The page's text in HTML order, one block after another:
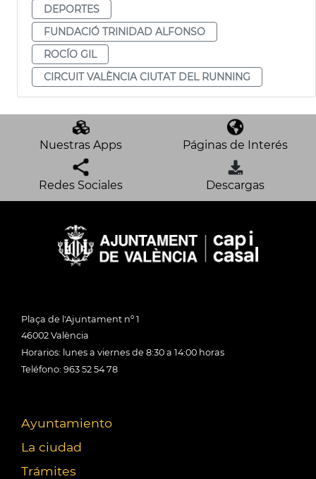
DEPORTES
FUNDACIÓ TRINIDAD ALFONSO
ROCÍO GIL
CIRCUIT VALÈNCIA CIUTAT DEL RUNNING
Nuestras Apps Páginas de Interés
Redes Sociales Descargas
Plaça de l'Ajuntament nº 1
46002 València
Horarios: lunes a viernes de 8:30 a 14:00 horas
Teléfono: 963 52 54 78
Ayuntamiento
La ciudad
Trámites